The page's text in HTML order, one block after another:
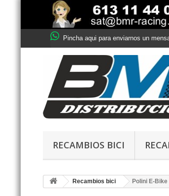
Pincha aqui para enviarnos un
RECAMBIOS BICI
Recambios bici Polini E-Bike